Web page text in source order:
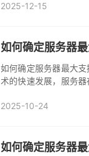
器数量及其配置，本
2025-12-15
如何确定服务器
如何确定服务器最大
术的快速发展，服务
合适的服务器数量和
2025-10-24
如何确定服务器